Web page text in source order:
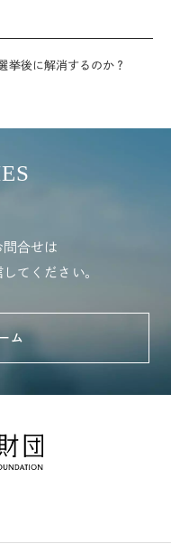
後に解消するのか？
合せは
てください。
ム